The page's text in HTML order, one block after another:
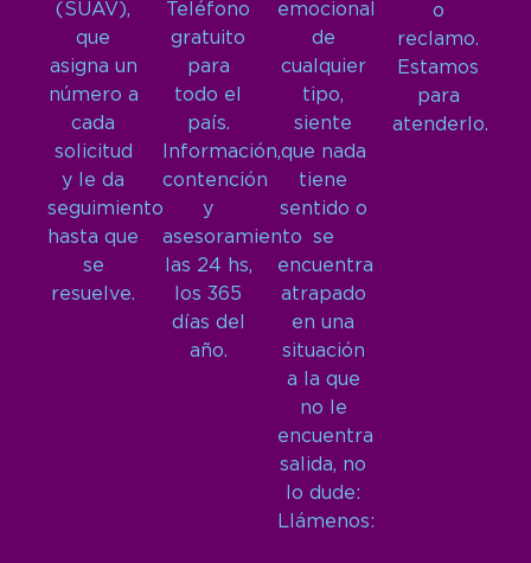
(SUAV),
que
asigna un
número a
cada
solicitud
y le da
seguimiento
hasta que
se
resuelve.
Teléfono
gratuito
para
todo el
país.
Información,
contención
y
asesoramiento
las 24 hs,
los 365
días del
año.
emocional
de
cualquier
tipo,
siente
que nada
tiene
sentido o
se
encuentra
atrapado
en una
situación
a la que
no le
encuentra
salida, no
lo dude:
Llámenos:
o
reclamo.
Estamos
para
atenderlo.